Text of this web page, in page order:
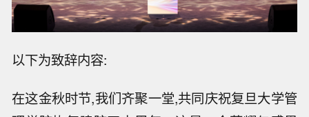
以下为致辞内容:
在这金秋时节,我们齐聚一堂,共同庆祝复旦大学管